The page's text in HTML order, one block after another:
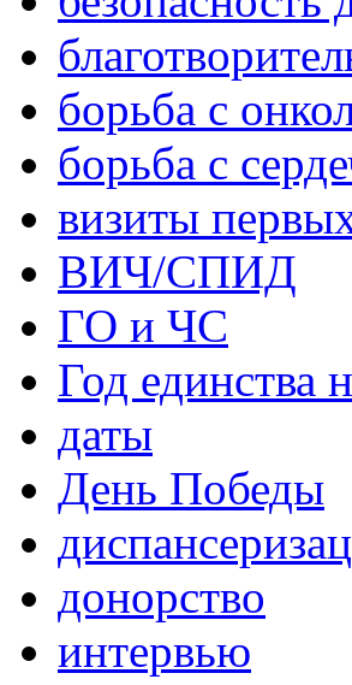
борьба с
борьба с
визиты
ВИЧ/СПИД
ГО и ЧС
Год единства
даты
День Победы
донорство
интервью